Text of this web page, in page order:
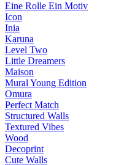
Eine Rolle Ein Motiv
Icon
Inia
Karuna
Level Two
Little Dreamers
Maison
Mural Young Edition
Omura
Perfect Match
Structured Walls
Textured Vibes
Wood
Decoprint
Cute Walls